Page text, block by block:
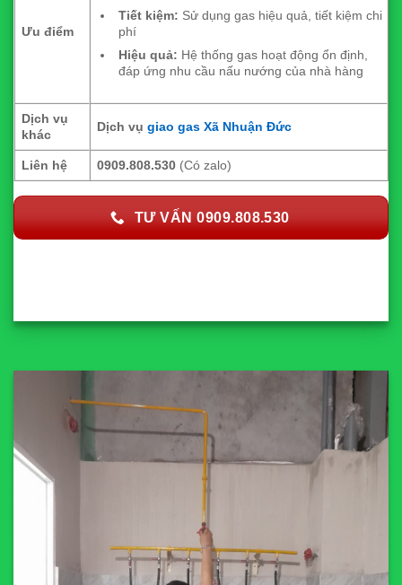
Ưu điểm
Tiết kiệm: Sử dụng gas hiệu quả, tiết kiệm chi
phí
Hiệu quả: Hệ thống gas hoạt động ổn định,
đáp ứng nhu cầu nấu nướng của nhà hàng
Dịch vụ
khác
Dịch vụgiao gas Xã Nhuận Đức
Liên hệ 0909.808.530 (Có zalo)
TƯ VẤN 0909.808.530